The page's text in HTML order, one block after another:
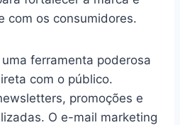
com os consumidores.
uma ferramenta poderosa
com o público.
promoções e
O e-mail marketing